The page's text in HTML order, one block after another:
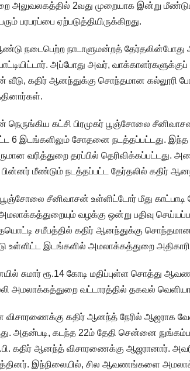
அலுவலகத்தில் 2வது முறையாக இன்று
பரபரப்பை ஏற்படுத்தியிருக்கிறது.
நடைபெற்ற நாடாளுமன்றத்
அப்போது அவர்,
வீடு, கதிர் ஆனந்துக்கு சொந்தமான கல்லூரி
நெருங்கிய கட்சி பிரமுகர் பூஞ்சோலை
6 இடங்களிலும் சோதனை நடத்தப்பட்டது.
வரித்துறை தரப்பில் தெரிவிக்கப்பட்டது.
பின்னர் மீண்டும் நடத்தப்பட்ட தேர்தலில் கதிர்
சீனிவாசன் உள்ளிட்டோர் மீது
வழக்கு ஒன்று பதிவு
சமீபத்தில் கதிர் ஆனந்துக்கு
உள்ளிட்ட இடங்களில் அமலாக்கத்துறை
சுமார் ரூ.14 கோடி மதிப்புள்ள சொத்து
அமலாக்கத்துறை வட்டாரத்தில் தகவல்
விசாரணைக்கு கதிர் ஆனந்த் நேரில் ஆஜராக
அதன்படி, கடந்த 22ம் தேதி சென்னை
கதிர் ஆனந்த் விசாரணைக்கு ஆஜரானார்.
இந்நிலையில், சில ஆவணங்களை